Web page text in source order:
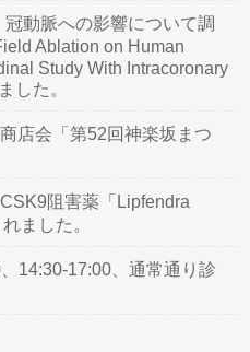
動脈への影響について調
Ablation on Human
Study With Intracoronary
した。
店会「第52回神楽坂まつ
阻害薬「Lipfendra
ました。
14:30-17:00、通常通り診